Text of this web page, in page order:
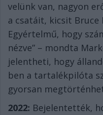
velünk van, nagyon
a csatáit, kicsit Bruce
Egyértelmű, hogy
nézve” – mondta
jelentheti, hogy
ben a tartalékpilóta
gyorsan
2022: Bejelentették,